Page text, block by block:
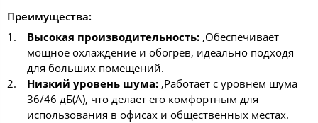
Преимущества:
Высокая производительность:,Обеспечивает
мощное охлаждение и обогрев, идеально подходя
для больших помещений.
Низкий уровень шума:,Работает с уровнем шума
36/46 дБ(А), что делает его комфортным для
использования в офисах и общественных местах.